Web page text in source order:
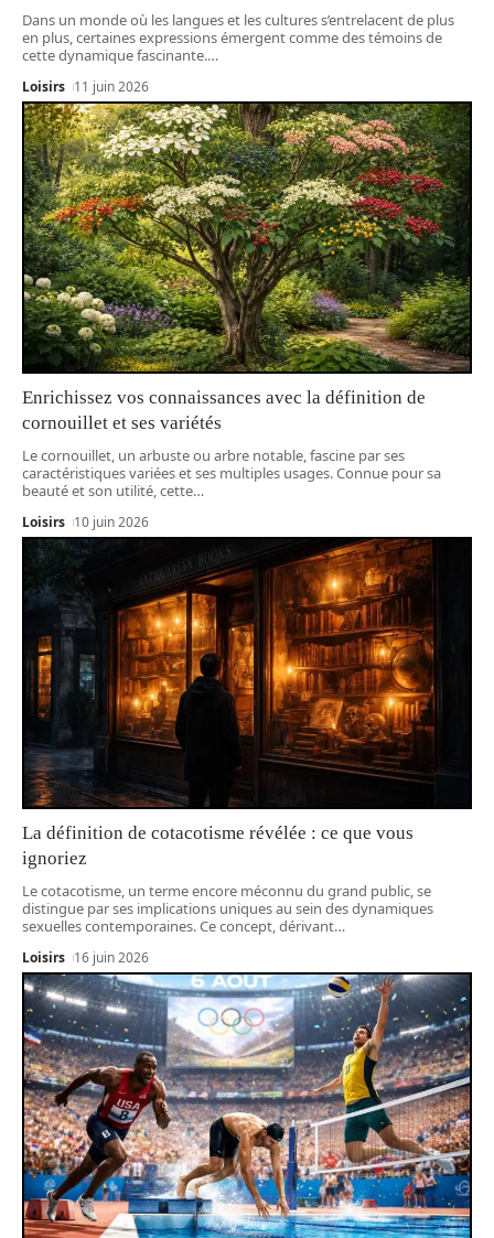
Dans un monde où les langues et les cultures s’entrelacent de plus
en plus, certaines expressions émergent comme des témoins de
cette dynamique fascinante.…
Loisirs 11 juin 2026
Enrichissez vos connaissances avec la définition de
cornouillet et ses variétés
Le cornouillet, un arbuste ou arbre notable, fascine par ses
caractéristiques variées et ses multiples usages. Connue pour sa
beauté et son utilité, cette…
Loisirs 10 juin 2026
La définition de cotacotisme révélée : ce que vous
ignoriez
Le cotacotisme, un terme encore méconnu du grand public, se
distingue par ses implications uniques au sein des dynamiques
sexuelles contemporaines. Ce concept, dérivant…
Loisirs 16 juin 2026